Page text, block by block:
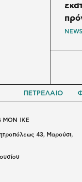
ΠΕΤΡΕΛΑΙΟ
MON IKE
43, Μαρούσι,